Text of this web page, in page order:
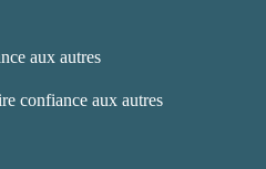
aux autres
confiance aux autres